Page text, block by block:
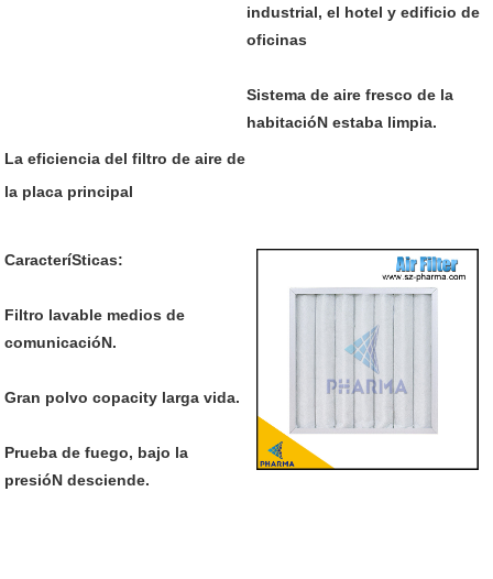
industrial, el hotel y edificio de
oficinas
Sistema de aire fresco de la
habitacióN estaba limpia.
La eficiencia del filtro de aire de
la placa principal
CaracteríSticas:
Filtro lavable medios de
comunicacióN.
Gran polvo copacity larga vida.
Prueba de fuego, bajo la
presióN desciende.